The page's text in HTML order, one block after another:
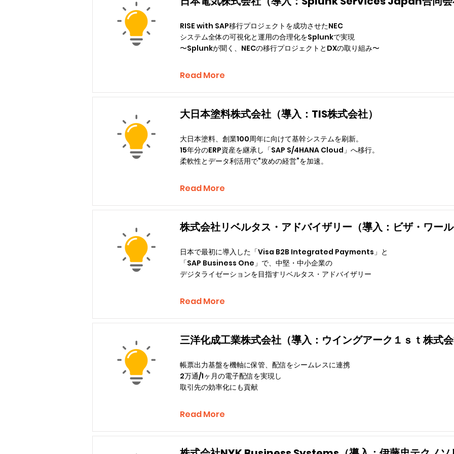
RISE with SAP移行プロジェクトを成功させたNEC
システム全体の可視化と運用の合理化をSplunkで実現
〜Splunkが聞く、NECの移行プロジェクトとDXの取り組み〜
Read More
大日本塗料株式会社（導入：TIS株式会社）
大日本塗料、創業100周年に向けて基幹システムを刷新。
15年分のERP資産を継承し「SAP S/4HANA Cloud」へ移行。
柔軟性とデータ利活用で“攻めの経営”を加速。
Read More
株式会社リベルタス・アドバイザリー（導入：ビザ・ワー
日本で最初に導入した「Visa B2B Integrated Payments」と
「SAP Business One」で、中堅・中小企業の
デジタライゼーションを目指すリベルタス・アドバイザリー
Read More
三洋化成工業株式会社（導入：ウイングアーク１ｓｔ株式
帳票出力基盤を機軸に保管、配信をシームレスに連携
2万通/1ヶ月の電子配信を実現し
取引先の効率化にも貢献
Read More